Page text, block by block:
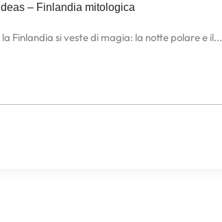
– Finlandia mitologica
Finlandia si veste di magia: la notte polare e il...